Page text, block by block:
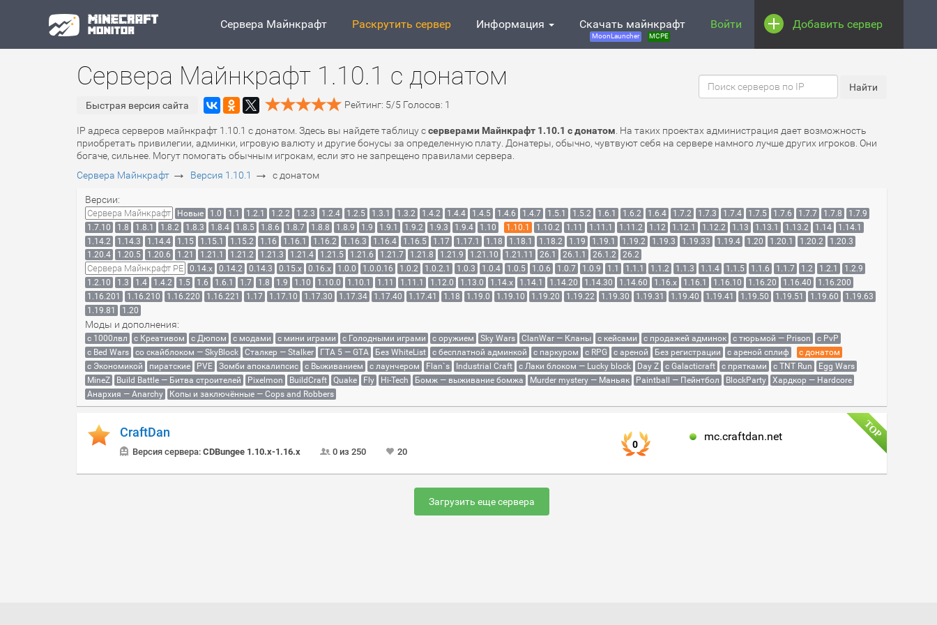
Сервера Майнкрафт Раскрутить сервер Информация Скачать майнкрафт
MoonLauncher MCPE
Войти Добавить сервер
Сервера Майнкрафт 1.10.1 с донатом
Быстрая версия сайта Рейтинг: 5/5 Голосов: 1
IP адреса серверов майнкрафт 1.10.1 с донатом. Здесь вы найдете таблицу ссерверами Майнкрафт 1.10.1 с донатом . На таких проектах администрация дает возможность
приобретать привилегии, админки, игровую валюту и другие бонусы за определенную плату. Донатеры, обычно, чувтвуют себя на сервере намного лучше других игроков. Они
богаче, сильнее. Могут помогать обычным игрокам, если это не запрещено правилами сервера.
Сервера Майнкрафт → Версия 1.10.1 → с донатом
Версии:
Сервера Майнкрафт Новые 1.0 1.1 1.2.1 1.2.2 1.2.3 1.2.4 1.2.5 1.3.1 1.3.2 1.4.2 1.4.4 1.4.5 1.4.6 1.4.7 1.5.1 1.5.2 1.6.1 1.6.2 1.6.4 1.7.2 1.7.3 1.7.4 1.7.5 1.7.6 1.7.7 1.7.8
1.7.9
1.7.10
1.8 1.8.1 1.8.2 1.8.3 1.8.4 1.8.5 1.8.6 1.8.7 1.8.8 1.8.9 1.9 1.9.1 1.9.2 1.9.3 1.9.4 1.10 1.10.1 1.10.2 1.11 1.11.1 1.11.2 1.12 1.12.1 1.12.2 1.13 1.13.1 1.13.2 1.14
1.14.1
1.14.2
1.14.3 1.14.4 1.15 1.15.1 1.15.2 1.16 1.16.1 1.16.2 1.16.3 1.16.4 1.16.5 1.17 1.17.1 1.18 1.18.1 1.18.2 1.19 1.19.1 1.19.2 1.19.3 1.19.33 1.19.4 1.20 1.20.1 1.20.2
1.20.3
1.20.4
1.20.5 1.20.6 1.21 1.21.1 1.21.2 1.21.3 1.21.4 1.21.5 1.21.6 1.21.7 1.21.8 1.21.9 1.21.10 1.21.11 26.1 26.1.1 26.1.2 26.2
Сервера Майнкрафт PE 0.14.x 0.14.2 0.14.3 0.15.x 0.16.x 1.0.0 1.0.0.16 1.0.2 1.0.2.1 1.0.3 1.0.4 1.0.5 1.0.6 1.0.7 1.0.9 1.1 1.1.1 1.1.2 1.1.3 1.1.4 1.1.5 1.1.6 1.1.7 1.2 1.2.1
1.2.9
1.2.10
1.3 1.4 1.4.2 1.5 1.6 1.6.1 1.7 1.8 1.9 1.10 1.10.0 1.10.1 1.11 1.11.1 1.12.0 1.13.0 1.14.x 1.14.1 1.14.20 1.14.30 1.14.60 1.16.x 1.16.1 1.16.10 1.16.20 1.16.40
1.16.200
1.16.201
1.16.210 1.16.220 1.16.221 1.17 1.17.10 1.17.30 1.17.34 1.17.40 1.17.41 1.18 1.19.0 1.19.10 1.19.20 1.19.22 1.19.30 1.19.31 1.19.40 1.19.41 1.19.50 1.19.51 1.19.60
1.19.63
1.19.81
1.20
Моды и дополнения:
с 1000лвл c Креативом с Дюпом с модами с мини играми с Голодными играми с оружием Sky Wars ClanWar — Кланы с кейсами с продажей админок с тюрьмой — Prison
с PvP
с Bed Wars
со скайблоком — SkyBlock Сталкер — Stalker ГТА 5 — GTA Без WhiteList с бесплатной админкой с паркуром с RPG с ареной Без регистрации с ареной сплиф
с донатом
с Экономикой
пиратские PVE Зомби апокалипсис с Выживанием с лаунчером Flan`s Industrial Craft с Лаки блоком — Lucky block Day Z с Galacticraft с прятками с TNT Run
Egg Wars
MineZ
Build Battle — Битва строителей Pixelmon BuildCraft Quake Fly Hi-Tech Бомж — выживание бомжа Murder mystery — Маньяк Paintball — Пейнтбол BlockParty
Хардкор — Hardcore
Анархия — Anarchy
Копы и заключённые — Cops and Robbers
CraftDan
Версия сервера: CDBungee 1.10.x-1.16.x 0 из 250 20
0
mc.craftdan.net
Загрузить еще сервера